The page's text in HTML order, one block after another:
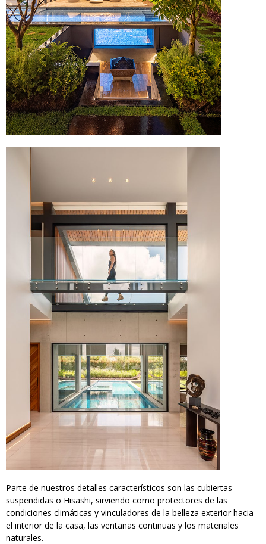
Parte de nuestros detalles característicos son las cubiertas
suspendidas o Hisashi, sirviendo como protectores de las
condiciones climáticas y vinculadores de la belleza exterior hacia
el interior de la casa, las ventanas continuas y los materiales
naturales.